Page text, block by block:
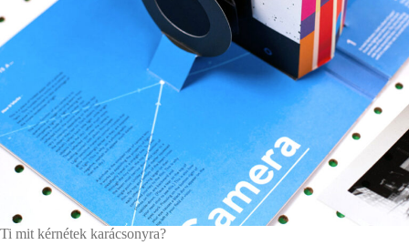
Ti mit kérnétek karácsonyra?